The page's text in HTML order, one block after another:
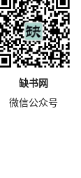
缺书网
微信公众号